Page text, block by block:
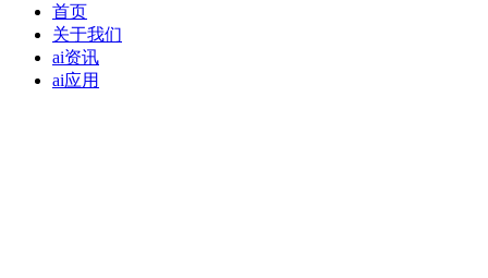
首页
关于我们
ai资讯
ai应用